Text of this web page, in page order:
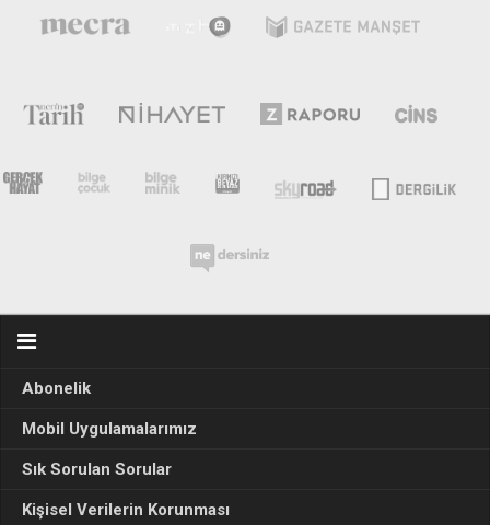
Abonelik
Mobil Uygulamalarımız
Sık Sorulan Sorular
Kişisel Verilerin Korunması